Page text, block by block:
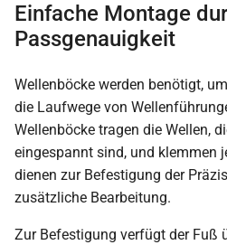
Einfache Montage
Passgenauigkeit
Wellenböcke werden benötigt,
die Laufwege von
Wellenböcke tragen die Wellen,
eingespannt sind, und klemmen
dienen zur Befestigung der
zusätzliche Bearbeitung.
Zur Befestigung verfügt der Fuß